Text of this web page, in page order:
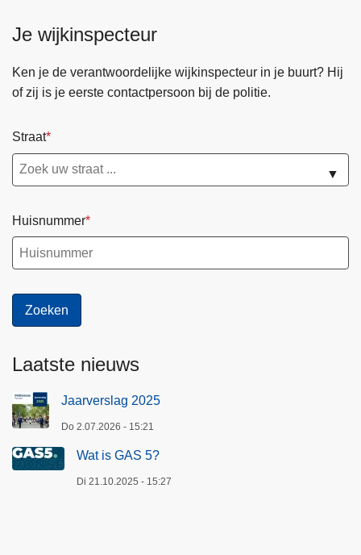
Je wijkinspecteur
Ken je de verantwoordelijke wijkinspecteur in je buurt? Hij
of zij is je eerste contactpersoon bij de politie.
Straat
▼
Huisnummer
Laatste nieuws
Jaarverslag 2025
Do 2.07.2026 - 15:21
Wat is GAS 5?
Di 21.10.2025 - 15:27